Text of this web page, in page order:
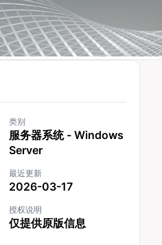
类别
服务器系统 - Windows
Server
最近更新
2026-03-17
授权说明
仅提供原版信息